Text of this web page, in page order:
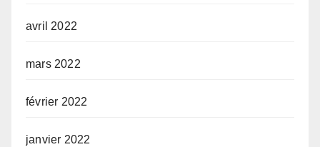
avril 2022
mars 2022
février 2022
janvier 2022